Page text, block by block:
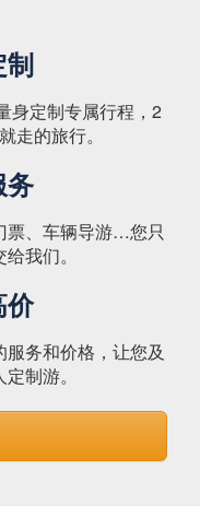
制
身定制专属行程，2
走的旅行。
务
票、车辆导游…您只
我们。
价
务和价格，让您及
制游。